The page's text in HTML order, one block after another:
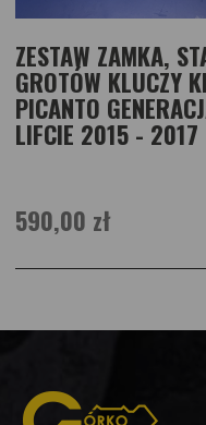
ZESTAW ZAMKA,
GROTÓW KLUCZY
PICANTO
LIFCIE 2015 - 2017
590,00 zł